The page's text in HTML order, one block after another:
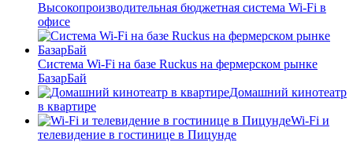
Высокопроизводительная бюджетная система Wi-Fi в
офисе
Система Wi-Fi на базе Ruckus на фермерском рынке
БазарБай
Домашний кинотеатр
в квартире
Wi-Fi и
телевидение в гостинице в Пицунде